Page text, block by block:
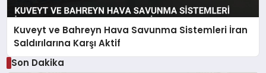
Kuveyt ve Bahreyn Hava Savunma Sistemleri İran
Saldırılarına Karşı Aktif
Son Dakika